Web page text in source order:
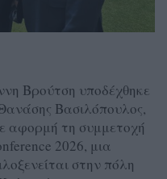
Βρούτση υποδέχθηκε
Βασιλόπουλος,
αφορμή τη συμμετοχή
2026, μια
στην πόλη